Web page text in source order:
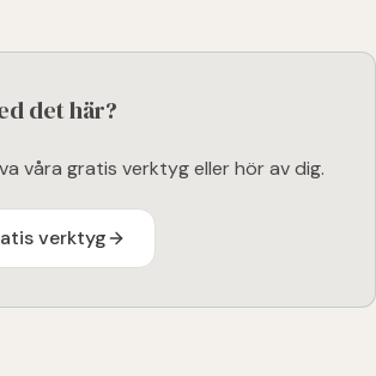
det här?
våra gratis verktyg eller hör av dig.
verktyg